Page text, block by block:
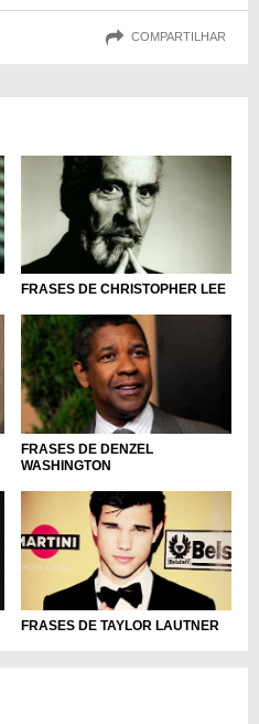
COMPARTILHAR
FRASES DE CHRISTOPHER LEE
FRASES DE DENZEL
WASHINGTON
FRASES DE TAYLOR LAUTNER